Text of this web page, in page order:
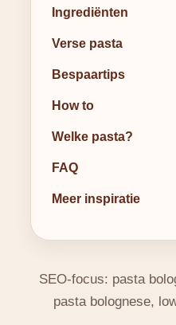
Ingrediënten
Verse pasta
Bespaartips
How to
Welke pasta?
FAQ
Meer inspiratie
SEO-focus: pasta
pasta bolognese,